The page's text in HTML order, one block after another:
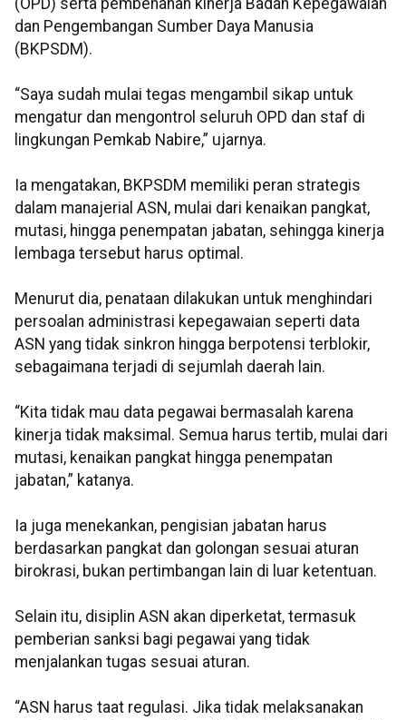
(OPD) serta pembenahan kinerja Badan Kepegawaian
dan Pengembangan Sumber Daya Manusia
(BKPSDM).
“Saya sudah mulai tegas mengambil sikap untuk
mengatur dan mengontrol seluruh OPD dan staf di
lingkungan Pemkab Nabire,” ujarnya.
Ia mengatakan, BKPSDM memiliki peran strategis
dalam manajerial ASN, mulai dari kenaikan pangkat,
mutasi, hingga penempatan jabatan, sehingga kinerja
lembaga tersebut harus optimal.
Menurut dia, penataan dilakukan untuk menghindari
persoalan administrasi kepegawaian seperti data
ASN yang tidak sinkron hingga berpotensi terblokir,
sebagaimana terjadi di sejumlah daerah lain.
“Kita tidak mau data pegawai bermasalah karena
kinerja tidak maksimal. Semua harus tertib, mulai dari
mutasi, kenaikan pangkat hingga penempatan
jabatan,” katanya.
Ia juga menekankan, pengisian jabatan harus
berdasarkan pangkat dan golongan sesuai aturan
birokrasi, bukan pertimbangan lain di luar ketentuan.
Selain itu, disiplin ASN akan diperketat, termasuk
pemberian sanksi bagi pegawai yang tidak
menjalankan tugas sesuai aturan.
“ASN harus taat regulasi. Jika tidak melaksanakan